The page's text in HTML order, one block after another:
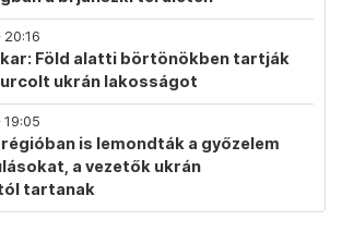
20:16
Föld alatti börtönökben tartják
ukrán lakosságot
19:05
is lemondták a győzelem
a vezetők ukrán
tartanak